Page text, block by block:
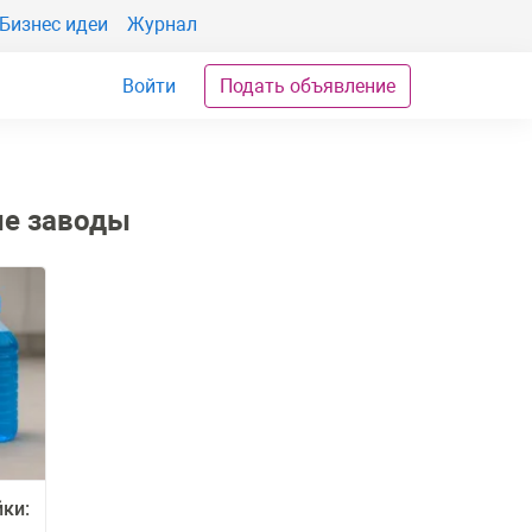
Бизнес идеи Журнал
Войти Подать объявление
заводы